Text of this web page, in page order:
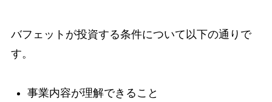
バフェットが投資する条件について以下の通りで
す。
事業内容が理解できること